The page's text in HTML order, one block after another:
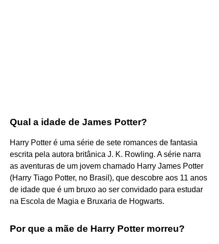
Qual a idade de James Potter?
Harry Potter é uma série de sete romances de fantasia
escrita pela autora britânica J. K. Rowling. A série narra
as aventuras de um jovem chamado Harry James Potter
(Harry Tiago Potter, no Brasil), que descobre aos 11 anos
de idade que é um bruxo ao ser convidado para estudar
na Escola de Magia e Bruxaria de Hogwarts.
Por que a mãe de Harry Potter morreu?